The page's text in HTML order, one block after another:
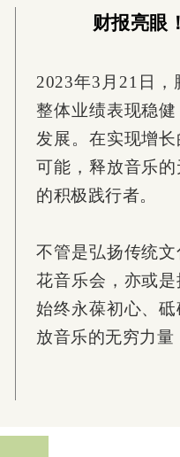
财报亮眼
2023年3月21日
整体业绩表现稳
发展。在实现增
可能，释放音乐
的积极践行者。
不管是弘扬传统
花音乐会，亦或
始终永葆初心、
放音乐的无穷力